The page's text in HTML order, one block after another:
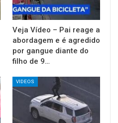
Veja Vídeo – Pai reage a
abordagem e é agredido
por gangue diante do
filho de 9…
VIDEOS